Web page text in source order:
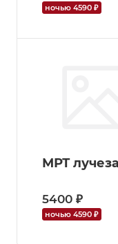
ночью 4590 ₽
МРТ
5400 ₽
ночью 4590 ₽